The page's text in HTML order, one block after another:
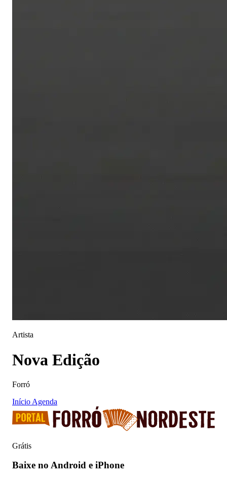
Artista
Nova Edição
Forró
Início Agenda
Grátis
Baixe no Android e iPhone